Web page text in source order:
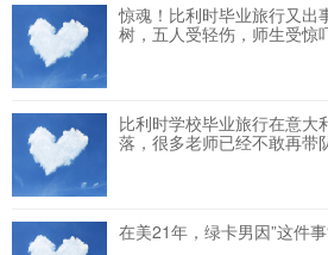
惊魂！比利时毕业旅行又出
树，五人受轻伤，师生受惊
比利时学校毕业旅行在意大
落，很多老师已经不敢再带
在美21年，绿卡男因”这件